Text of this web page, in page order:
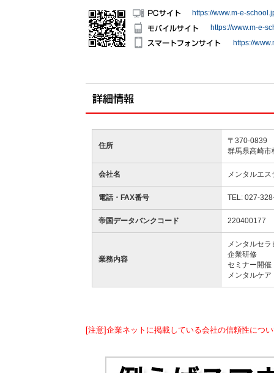
https://www.m-e-
https://www.m-e-
https://
住所
〒370-0839
群馬県高崎市
会社名 メンタルエ
電話・FAX番号 TEL: 027-
帝国データバンクコード 220400177
業務内容
メンタルセ
企業研修
セミナー開催
メンタルケア
[注意]企業ネットに掲載している会社の信頼性につ